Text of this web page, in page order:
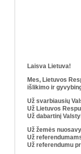
Laisva Lietuva!
Mes, Lietuvos
išlikimo ir
Už svarbiausių
Už Lietuvos
Už dabartinį
Už žemės
Už
Už referendumu